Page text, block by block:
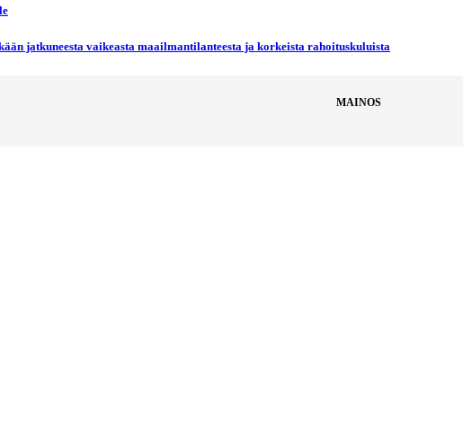
jatkuneesta vaikeasta maailmantilanteesta ja korkeista rahoituskuluista
MAINOS